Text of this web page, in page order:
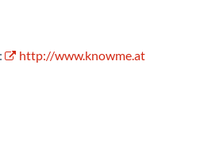
: http://www.knowme.at